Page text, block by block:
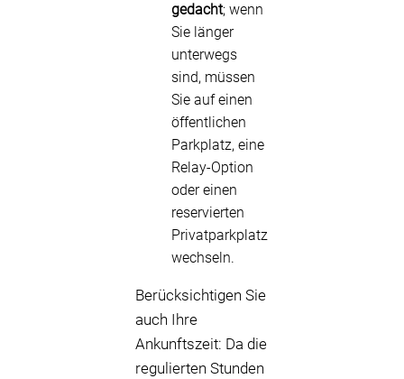
gedacht; wenn
Sie länger
unterwegs
sind, müssen
Sie auf einen
öffentlichen
Parkplatz, eine
Relay-Option
oder einen
reservierten
Privatparkplatz
wechseln.
Berücksichtigen Sie
auch Ihre
Ankunftszeit: Da die
regulierten Stunden